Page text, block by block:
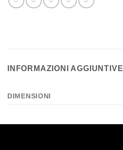
INFORMAZIONI AGGIUNTIVE
DIMENSIONI